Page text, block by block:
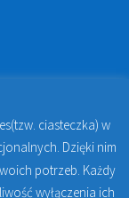
Online i
w
ciasteczka) w
Dzięki nim
potrzeb. Każdy
wyłączenia ich